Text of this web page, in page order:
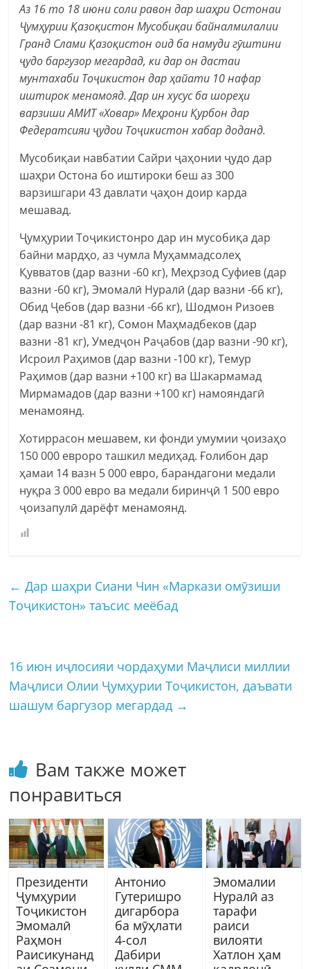
Аз 16 то 18 июни соли равон дар шаҳри Остонаи
Ҷумҳурии Қазоқистон Мусобиқаи байналмилалии
Гранд Слами Қазоқистон оид ба намуди гӯштини
ҷудо баргузор мегардад, ки дар он дастаи
мунтахаби Тоҷикистон дар ҳайати 10 нафар
иштирок менамояд. Дар ин хусус ба шореҳи
варзиши АМИТ «Ховар» Меҳрони Қурбон дар
Федератсияи ҷудои Тоҷикистон хабар доданд.
Мусобиқаи навбатии Сайри ҷаҳонии ҷудо дар
шаҳри Остона бо иштироки беш аз 300
варзишгари 43 давлати ҷаҳон доир карда
мешавад.
Ҷумҳурии Тоҷикистонро дар ин мусобиқа дар
байни мардҳо, аз чумла Муҳаммадсолеҳ
Қувватов (дар вазни -60 кг), Меҳрзод Суфиев (дар
вазни -60 кг), Эмомалӣ Нуралӣ (дар вазни -66 кг),
Обид Ҷебов (дар вазни -66 кг), Шодмон Ризоев
(дар вазни -81 кг), Сомон Маҳмадбеков (дар
вазни -81 кг), Умедҷон Раҷабов (дар вазни -90 кг),
Исроил Раҳимов (дар вазни -100 кг), Темур
Раҳимов (дар вазни +100 кг) ва Шакармамад
Мирмамадов (дар вазни +100 кг) намояндагӣ
менамоянд.
Хотиррасон мешавем, ки фонди умумии ҷоизаҳо
150 000 евроро ташкил медиҳад. Ғолибон дар
ҳамаи 14 вазн 5 000 евро, барандагони медали
нуқра 3 000 евро ва медали биринҷӣ 1 500 евро
ҷоизапулӣ дарёфт менамоянд.
← Дар шаҳри Сиани Чин «Маркази омӯзиши
Тоҷикистон» таъсис меёбад
16 июн иҷлосияи чордаҳуми Маҷлиси миллии
Маҷлиси Олии Ҷумҳурии Тоҷикистон, даъвати
шашум баргузор мегардад →
Вам также может
понравиться
Президенти
Ҷумҳурии
Тоҷикистон
Эмомалӣ
Раҳмон
Раисикунанд
Антонио
Гутеришро
дигарбора
ба мӯҳлати
4-сол
Дабири
Эмомалии
Нуралӣ аз
тарафи
раиси
вилояти
Хатлон ҳам